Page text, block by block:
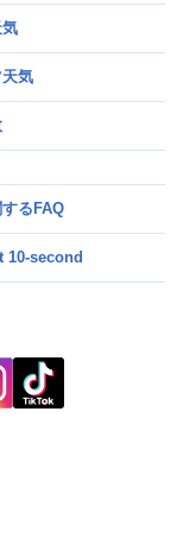
気
るFAQ
10-second